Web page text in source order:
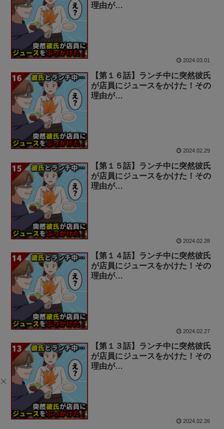
理由が…
2024.03.01
【第１６話】ランチ中に突然彼氏
が店員にジュースをかけた！その
理由が…
2024.02.29
【第１５話】ランチ中に突然彼氏
が店員にジュースをかけた！その
理由が…
2024.02.28
【第１４話】ランチ中に突然彼氏
が店員にジュースをかけた！その
理由が…
2024.02.27
【第１３話】ランチ中に突然彼氏
が店員にジュースをかけた！その
理由が…
2024.02.26